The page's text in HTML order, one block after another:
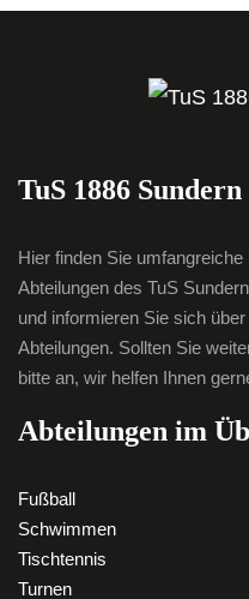
TuS 1886 Sundern
Hier finden Sie
Abteilungen des TuS
und informieren Sie sich
Abteilungen. Sollten Sie
bitte an, wir helfen Ihnen
Abteilungen im
Fußball
Schwimmen
Tischtennis
Turnen